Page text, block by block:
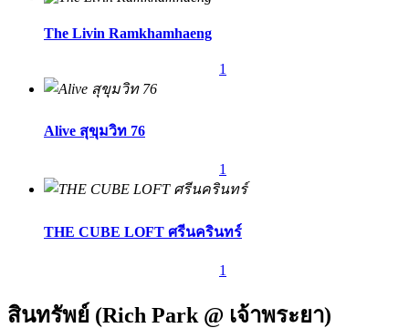
The Livin Ramkhamhaeng
1
Alive สุขุมวิท 76
1
THE CUBE LOFT ศรีนครินทร์
1
สินทรัพย์ (Rich Park @ เจ้าพระยา)